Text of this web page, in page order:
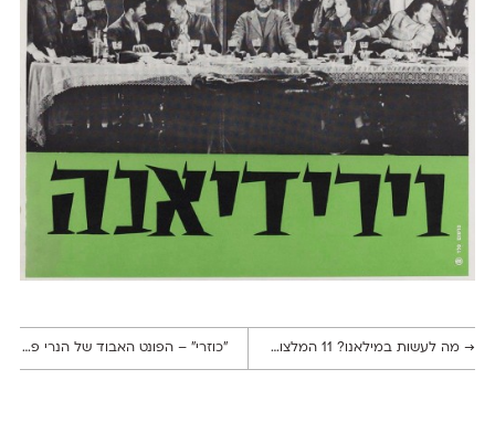
→מה לעשות במילאנו? 11 המלצות למעצבים גרפיים ״כוזרי״ – הפונט האבוד של הנרי פרידלנדר